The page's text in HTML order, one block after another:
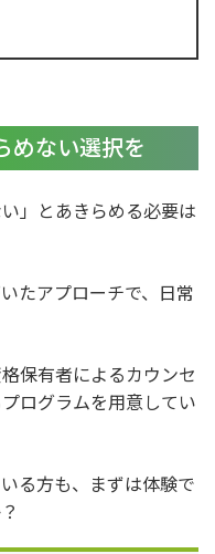
めない選択を
」とあきらめる必要は
たアプローチで、日常
保有者によるカウンセ
ログラムを用意してい
る方も、まずは体験で